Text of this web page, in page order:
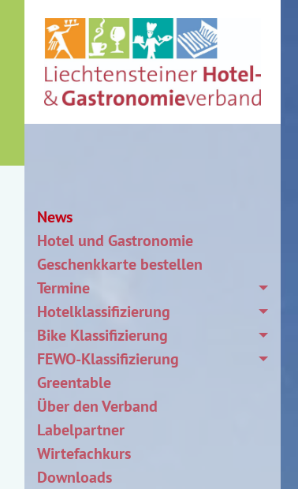
News
Hotel und Gastronomie
Geschenkkarte bestellen
Termine
Hotelklassifizierung
Bike Klassifizierung
FEWO-Klassifizierung
Greentable
Über den Verband
Labelpartner
Wirtefachkurs
Downloads